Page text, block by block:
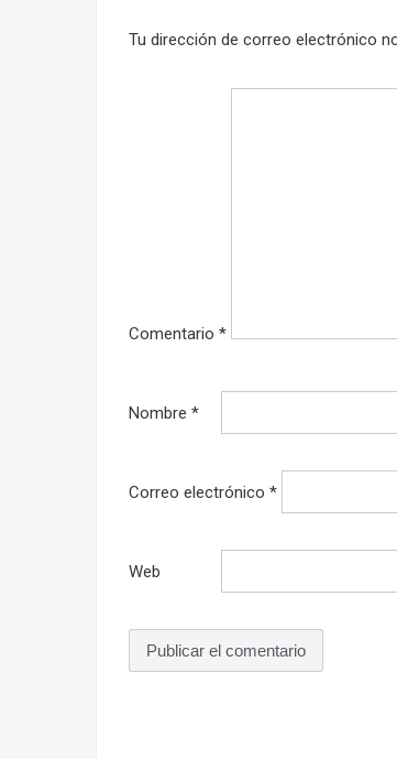
Tu dirección de correo electrónico
Comentario *
Nombre *
Correo electrónico *
Web